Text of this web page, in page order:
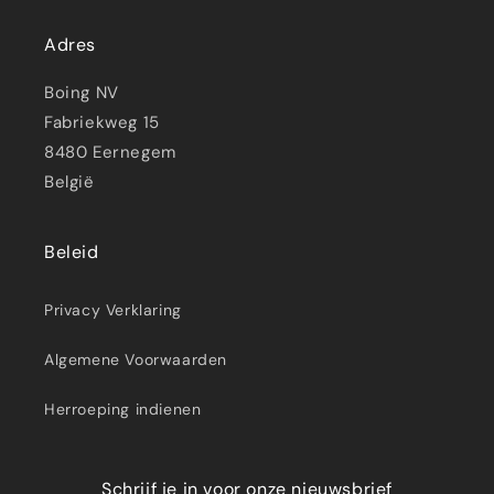
Adres
Boing NV
Fabriekweg 15
8480 Eernegem
België
Beleid
Privacy Verklaring
Algemene Voorwaarden
Herroeping indienen
Schrijf je in voor onze nieuwsbrief